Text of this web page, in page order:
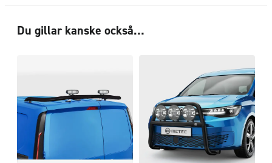
Du gillar kanske också…